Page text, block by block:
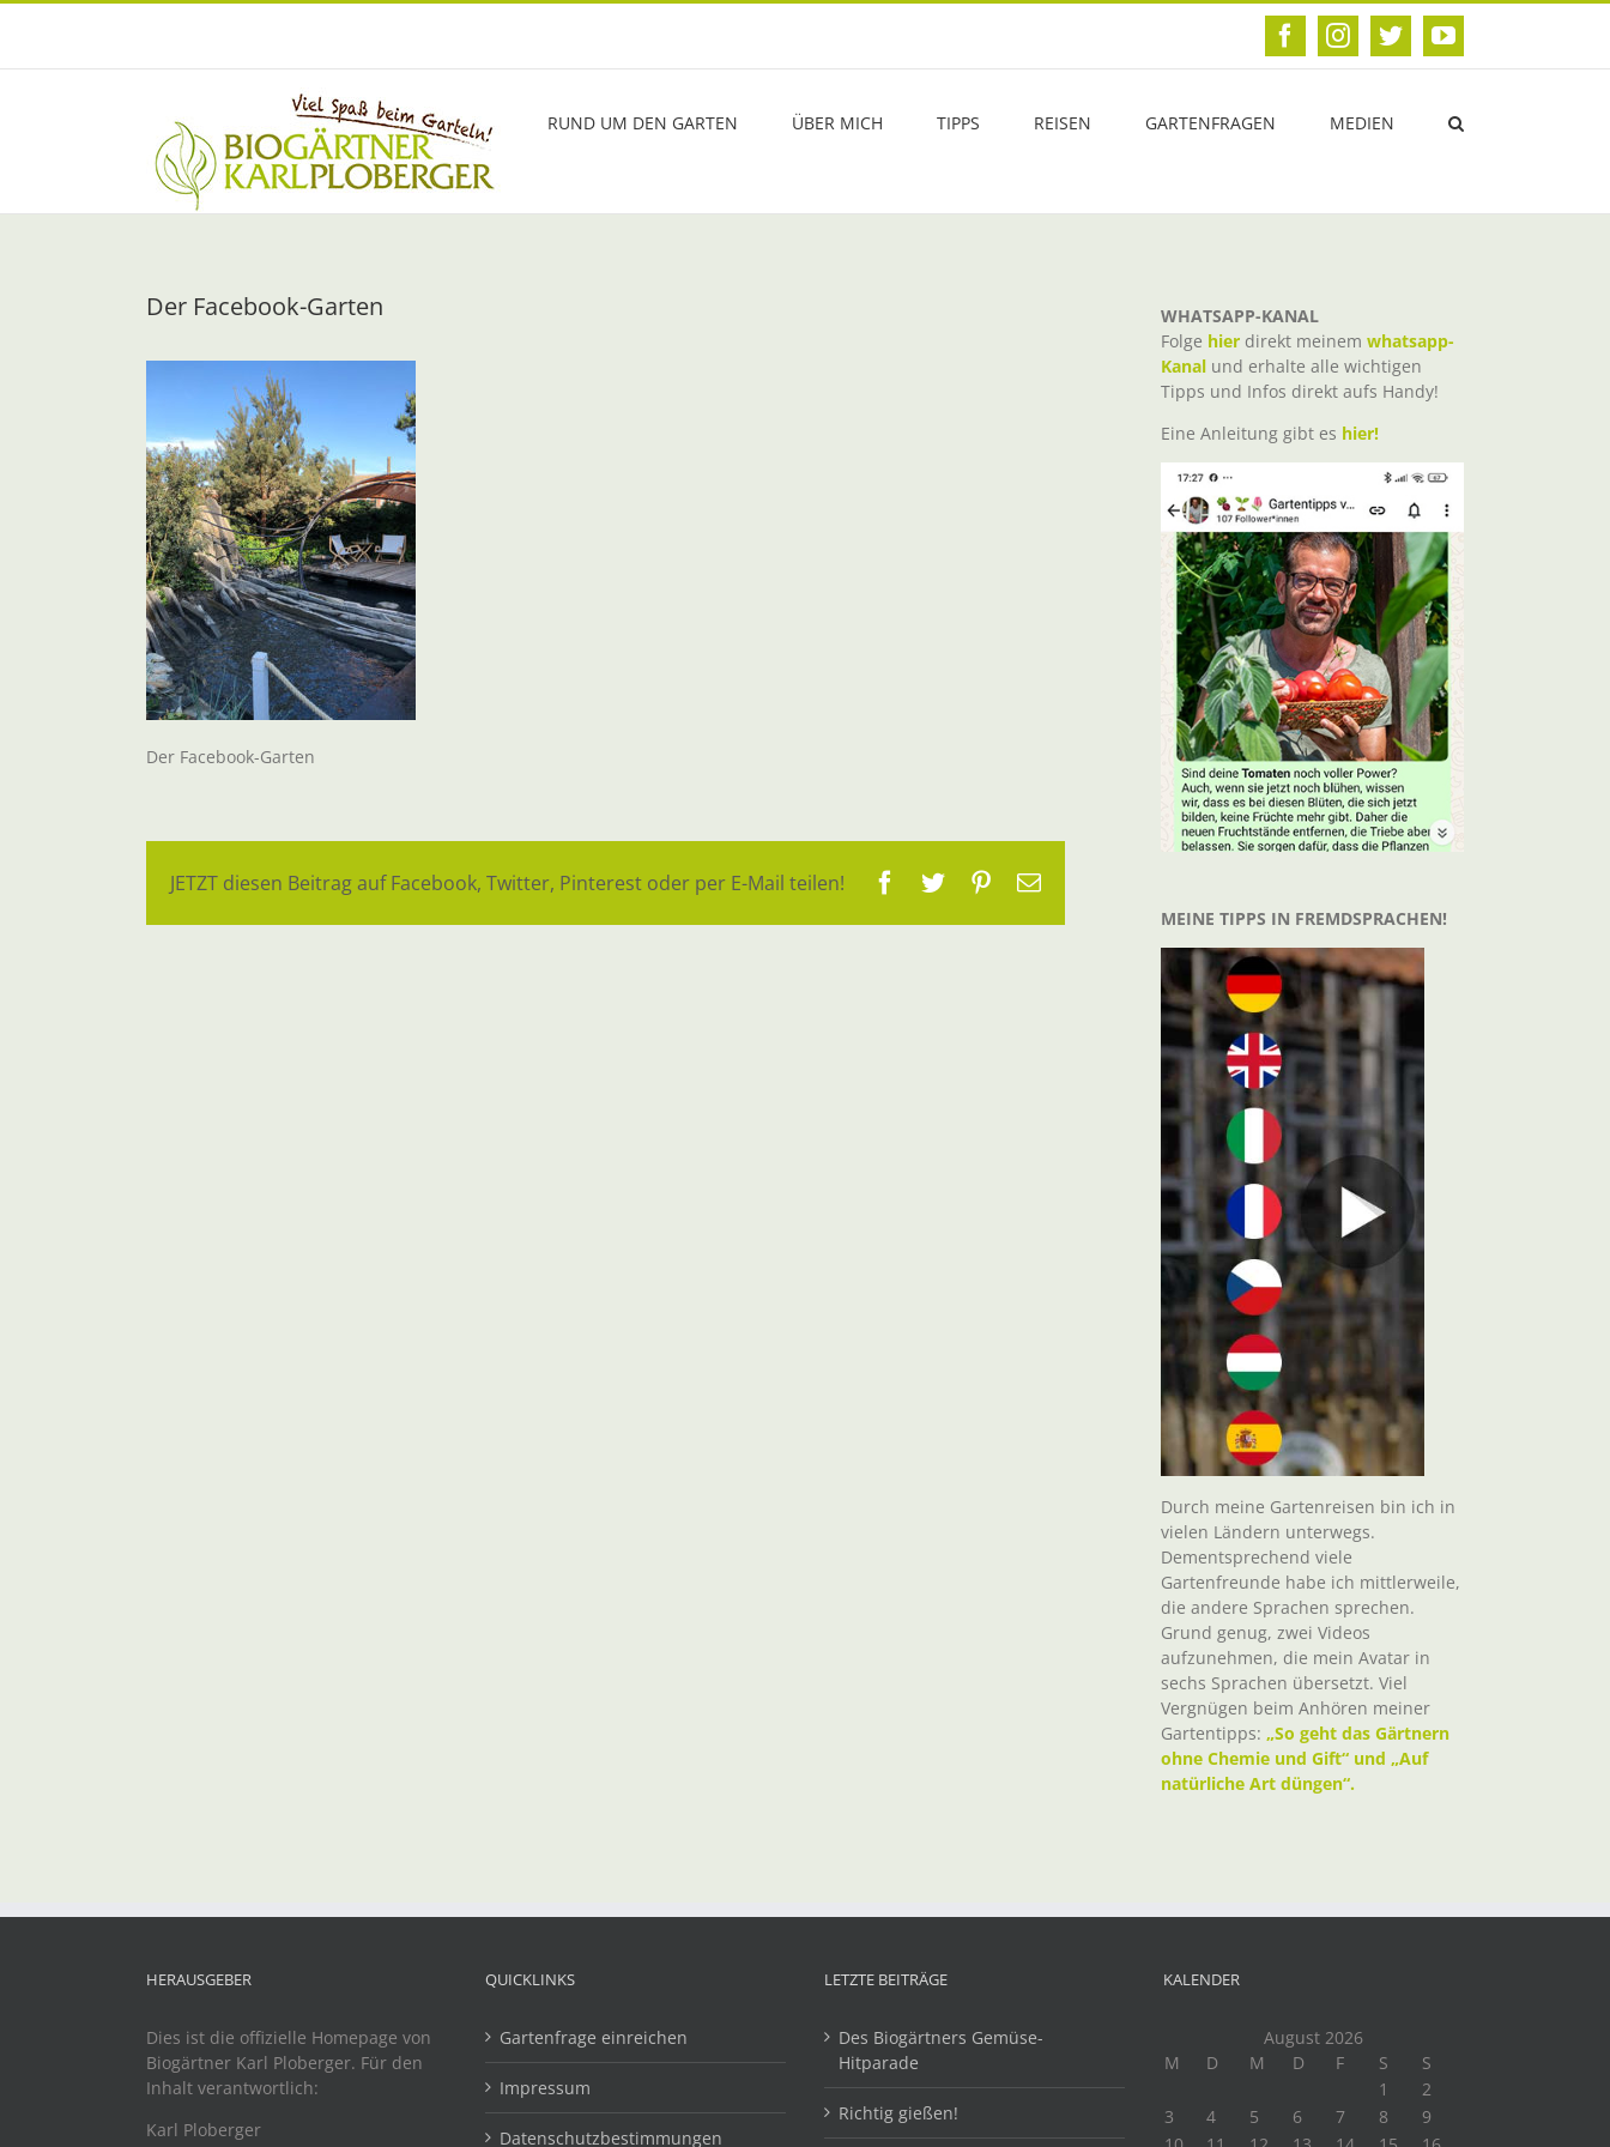
Zum
FacebookInstagram
TwitterYouTube
RUND UM DEN GARTEN ÜBER MICH TIPPS REISEN GARTENFRAGEN MEDIEN
Der Facebook-Garten
Der Facebook-Garten
JETZT diesen Beitrag auf Facebook, Twitter, Pinterest oder per E-Mail teilen! Facebook
TwitterPinterest
E-
WHATSAPP-KANAL
Folge hier direkt meinem whatsapp-
Kanal und erhalte alle wichtigen
Tipps und Infos direkt aufs Handy!
Eine Anleitung gibt es hier!
MEINE TIPPS IN FREMDSPRACHEN!
Durch meine Gartenreisen bin ich in
vielen Ländern unterwegs.
Dementsprechend viele
Gartenfreunde habe ich mittlerweile,
die andere Sprachen sprechen.
Grund genug, zwei Videos
aufzunehmen, die mein Avatar in
sechs Sprachen übersetzt. Viel
Vergnügen beim Anhören meiner
Gartentipps: „So geht das Gärtnern
ohne Chemie und Gift“ und „Auf
natürliche Art düngen“.
HERAUSGEBER
Dies ist die offizielle Homepage von
Biogärtner Karl Ploberger. Für den
Inhalt verantwortlich:
Karl Ploberger
QUICKLINKS
Gartenfrage einreichen
Impressum
Datenschutzbestimmungen
LETZTE BEITRÄGE
Des Biogärtners Gemüse-
Hitparade
Richtig gießen!
KALENDER
August 2026
M
D M D F S
S
1
2
3
4 5 6 7 8
9